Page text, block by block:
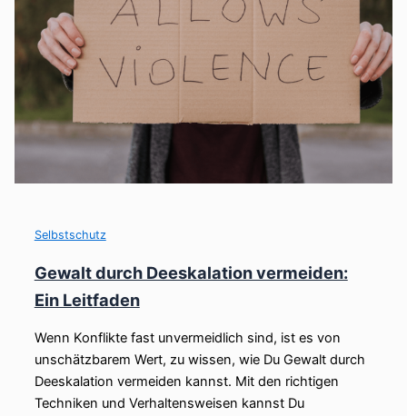
Selbstschutz
Gewalt durch Deeskalation vermeiden:
Ein Leitfaden
Wenn Konflikte fast unvermeidlich sind, ist es von
unschätzbarem Wert, zu wissen, wie Du Gewalt durch
Deeskalation vermeiden kannst. Mit den richtigen
Techniken und Verhaltensweisen kannst Du